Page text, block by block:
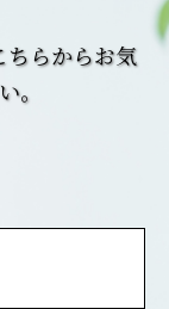
ちらからお気
。